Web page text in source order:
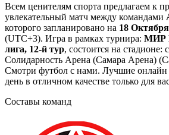
Всем ценителям спорта предлагаем к
увлекательный матч между командами
которого запланировано на 18
(UTC+3). Игра в рамках турнира: МИР
лига, 12-й тур, состоится на стадионе:
Солидарность Арена (Самара Арена)
Смотри футбол с нами. Лучшие
день в отличном качестве только для
Составы команд